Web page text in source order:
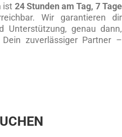
ist 24 Stunden am Tag, 7 Tage
Wir garantieren dir
Unterstützung, genau dann,
zuverlässiger Partner –